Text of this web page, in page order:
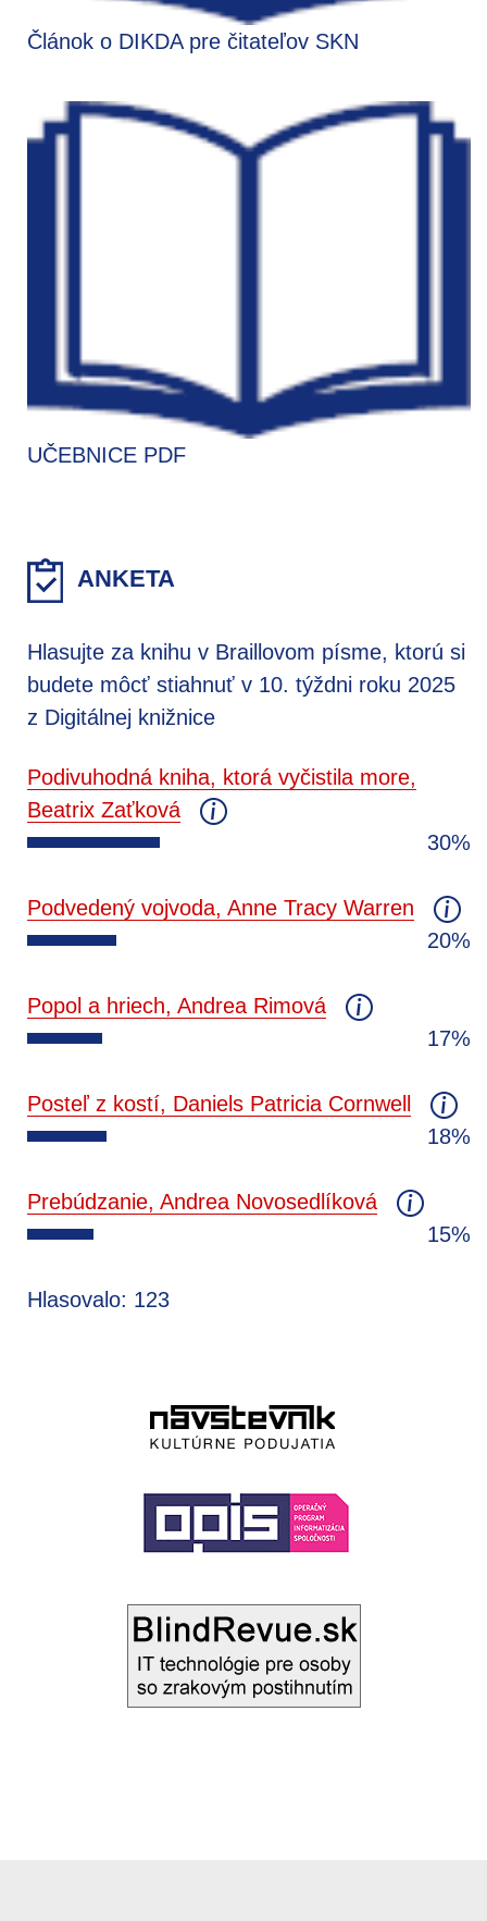
Článok o DIKDA pre čitateľov SKN
UČEBNICE PDF
ANKETA
Hlasujte za knihu v Braillovom písme, ktorú si
budete môcť stiahnuť v 10. týždni roku 2025
z Digitálnej knižnice
Podivuhodná kniha, ktorá vyčistila more,
Beatrix Zaťková
30%
Podvedený vojvoda, Anne Tracy Warren
20%
Popol a hriech, Andrea Rimová
17%
Posteľ z kostí, Daniels Patricia Cornwell
18%
Prebúdzanie, Andrea Novosedlíková
15%
Hlasovalo: 123